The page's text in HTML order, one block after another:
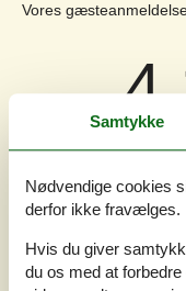
Vores
Generelt:
Service på stedet:
Værdi for pengene:
Beliggenhed:
Samtykke
Nødvendige cookies
derfor ikke fravælges.
Hvis du giver
du os med at